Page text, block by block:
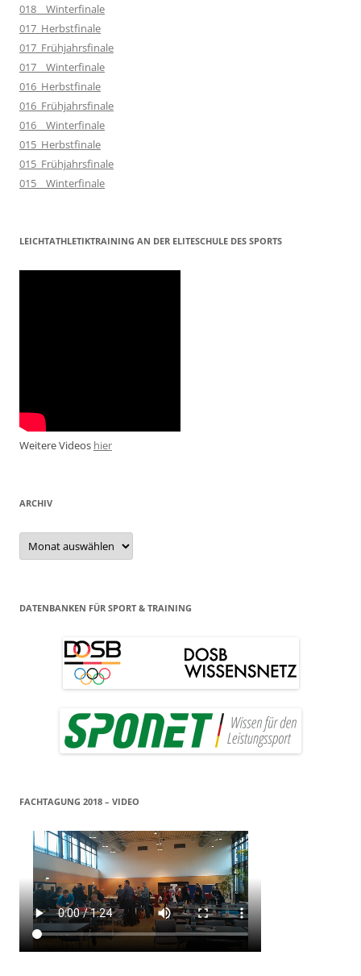
018__Winterfinale
017_Herbstfinale
017_Frühjahrsfinale
017__Winterfinale
016_Herbstfinale
016_Frühjahrsfinale
016__Winterfinale
015_Herbstfinale
015_Frühjahrsfinale
015__Winterfinale
LEICHTATHLETIKTRAINING AN DER ELITESCHULE DES SPORTS
Weitere Videos hier
ARCHIV
Archiv
DATENBANKEN FÜR SPORT & TRAINING
FACHTAGUNG 2018 – VIDEO